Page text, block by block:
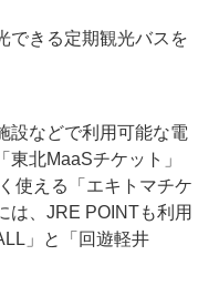
きる定期観光バスを
などで利用可能な電
北MaaSチケット」
使える「エキトマチケ
は、JRE POINTも利用
」と「回遊軽井